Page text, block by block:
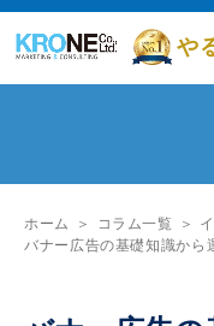
や
ホーム コラム一覧
バナー広告の基礎知識から